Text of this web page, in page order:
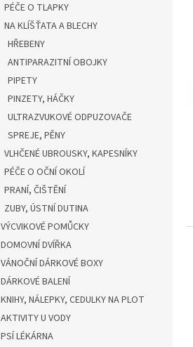
PÉČE O TLAPKY
NA KLÍŠŤATA A BLECHY
HŘEBENY
ANTIPARAZITNÍ OBOJKY
PIPETY
PINZETY, HÁČKY
ULTRAZVUKOVÉ ODPUZOVAČE
SPREJE, PĚNY
VLHČENÉ UBROUSKY, KAPESNÍKY
PÉČE O OČNÍ OKOLÍ
PRANÍ, ČIŠTĚNÍ
ZUBY, ÚSTNÍ DUTINA
VÝCVIKOVÉ POMŮCKY
DOMOVNÍ DVÍŘKA
VÁNOČNÍ DÁRKOVÉ BOXY
DÁRKOVÉ BALENÍ
KNIHY, NÁLEPKY, CEDULKY NA PLOT
AKTIVITY U VODY
PSÍ LÉKÁRNA